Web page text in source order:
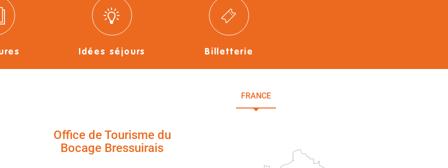
Idées séjours Billetterie
Office de Tourisme du
Bocage Bressuirais
FRANCE